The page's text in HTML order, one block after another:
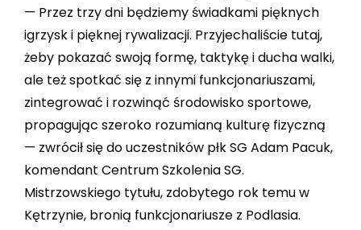
— Przez trzy dni będziemy świadkami pięknych
igrzysk i pięknej rywalizacji. Przyjechaliście tutaj,
żeby pokazać swoją formę, taktykę i ducha walki,
ale też spotkać się z innymi funkcjonariuszami,
zintegrować i rozwinąć środowisko sportowe,
propagując szeroko rozumianą kulturę fizyczną
— zwrócił się do uczestników płk SG Adam Pacuk,
komendant Centrum Szkolenia SG.
Mistrzowskiego tytułu, zdobytego rok temu w
Kętrzynie, bronią funkcjonariusze z Podlasia.